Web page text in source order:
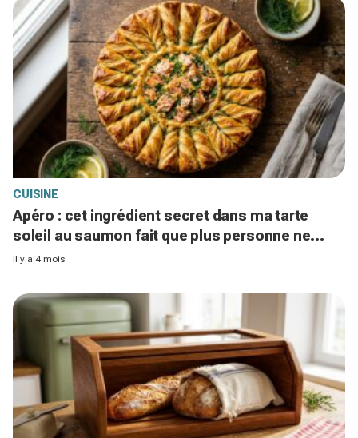
CUISINE
Apéro : cet ingrédient secret dans ma tarte
soleil au saumon fait que plus personne ne
touche aux autres plats
il y a 4 mois